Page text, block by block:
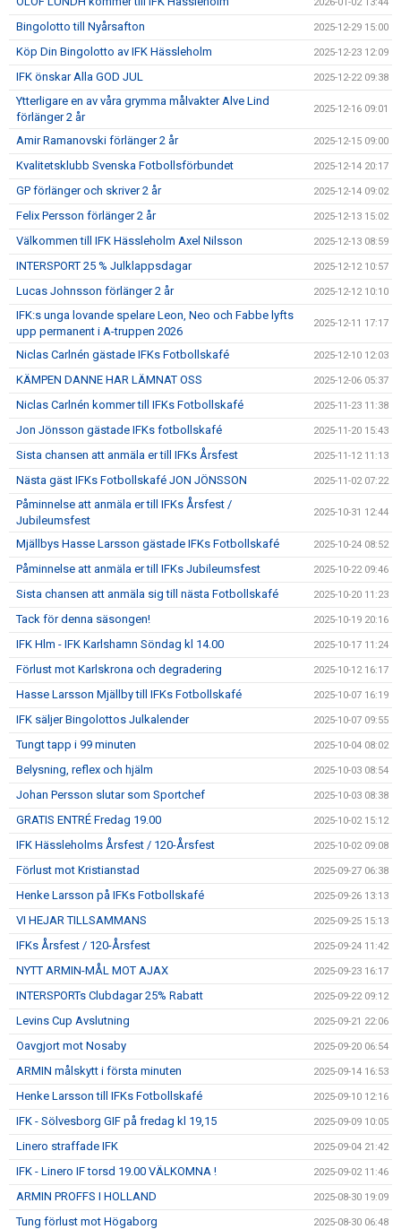
Bingolotto till Nyårsafton 2025-12-29 15:00
Köp Din Bingolotto av IFK Hässleholm 2025-12-23 12:09
IFK önskar Alla GOD JUL 2025-12-22 09:38
Ytterligare en av våra grymma målvakter Alve Lind
förlänger 2 år
2025-12-16 09:01
Amir Ramanovski förlänger 2 år 2025-12-15 09:00
Kvalitetsklubb Svenska Fotbollsförbundet 2025-12-14 20:17
GP förlänger och skriver 2 år 2025-12-14 09:02
Felix Persson förlänger 2 år 2025-12-13 15:02
Välkommen till IFK Hässleholm Axel Nilsson 2025-12-13 08:59
INTERSPORT 25 % Julklappsdagar 2025-12-12 10:57
Lucas Johnsson förlänger 2 år 2025-12-12 10:10
IFK:s unga lovande spelare Leon, Neo och Fabbe lyfts
upp permanent i A-truppen 2026
2025-12-11 17:17
Niclas Carlnén gästade IFKs Fotbollskafé 2025-12-10 12:03
KÄMPEN DANNE HAR LÄMNAT OSS 2025-12-06 05:37
Niclas Carlnén kommer till IFKs Fotbollskafé 2025-11-23 11:38
Jon Jönsson gästade IFKs fotbollskafé 2025-11-20 15:43
Sista chansen att anmäla er till IFKs Årsfest 2025-11-12 11:13
Nästa gäst IFKs Fotbollskafé JON JÖNSSON 2025-11-02 07:22
Påminnelse att anmäla er till IFKs Årsfest /
Jubileumsfest
2025-10-31 12:44
Mjällbys Hasse Larsson gästade IFKs Fotbollskafé 2025-10-24 08:52
Påminnelse att anmäla er till IFKs Jubileumsfest 2025-10-22 09:46
Sista chansen att anmäla sig till nästa Fotbollskafé 2025-10-20 11:23
Tack för denna säsongen! 2025-10-19 20:16
IFK Hlm - IFK Karlshamn Söndag kl 14.00 2025-10-17 11:24
Förlust mot Karlskrona och degradering 2025-10-12 16:17
Hasse Larsson Mjällby till IFKs Fotbollskafé 2025-10-07 16:19
IFK säljer Bingolottos Julkalender 2025-10-07 09:55
Tungt tapp i 99 minuten 2025-10-04 08:02
Belysning, reflex och hjälm 2025-10-03 08:54
Johan Persson slutar som Sportchef 2025-10-03 08:38
GRATIS ENTRÉ Fredag 19.00 2025-10-02 15:12
IFK Hässleholms Årsfest / 120-Årsfest 2025-10-02 09:08
Förlust mot Kristianstad 2025-09-27 06:38
Henke Larsson på IFKs Fotbollskafé 2025-09-26 13:13
VI HEJAR TILLSAMMANS 2025-09-25 15:13
IFKs Årsfest / 120-Årsfest 2025-09-24 11:42
NYTT ARMIN-MÅL MOT AJAX 2025-09-23 16:17
INTERSPORTs Clubdagar 25% Rabatt 2025-09-22 09:12
Levins Cup Avslutning 2025-09-21 22:06
Oavgjort mot Nosaby 2025-09-20 06:54
ARMIN målskytt i första minuten 2025-09-14 16:53
Henke Larsson till IFKs Fotbollskafé 2025-09-10 12:16
IFK - Sölvesborg GIF på fredag kl 19,15 2025-09-09 10:05
Linero straffade IFK 2025-09-04 21:42
IFK - Linero IF torsd 19.00 VÄLKOMNA ! 2025-09-02 11:46
ARMIN PROFFS I HOLLAND 2025-08-30 19:09
Tung förlust mot Högaborg 2025-08-30 06:48